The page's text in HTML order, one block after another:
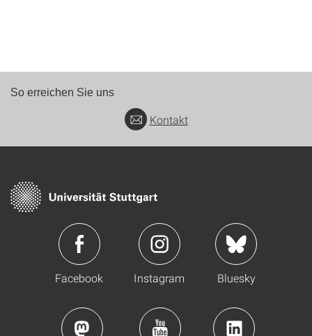
So erreichen Sie uns
Kontakt
Facebook Instagram Bluesky